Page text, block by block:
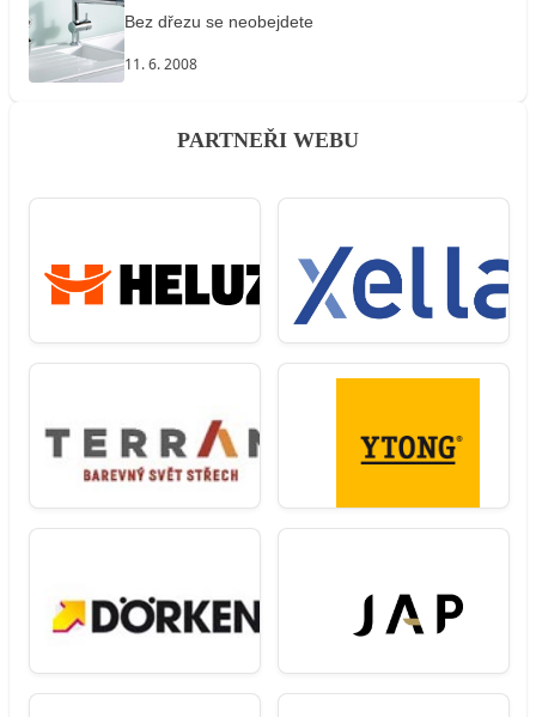
Bez dřezu se neobejdete
11. 6. 2008
PARTNEŘI WEBU